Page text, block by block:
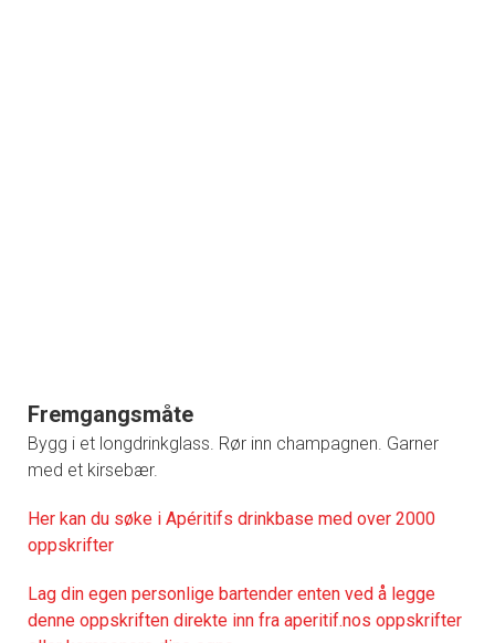
Fremgangsmåte
Bygg i et longdrinkglass. Rør inn champagnen. Garner
med et kirsebær.
Her kan du søke i Apéritifs drinkbase med over 2000
oppskrifter
Lag din egen personlige bartender enten ved å legge
denne oppskriften direkte inn fra aperitif.nos oppskrifter